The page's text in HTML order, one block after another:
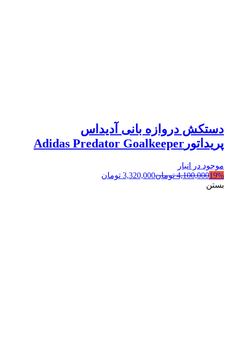
دستکش دروازه بانی آدیداس
پریداتورAdidas Predator Goalkeeper
موجود در انبار
19%
4,100,000 تومان3,320,000 تومان
بستن